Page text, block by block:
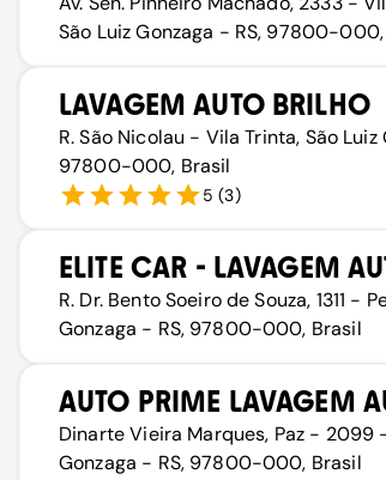
São Luiz Gonzaga - RS, 97800-
LAVAGEM AUTO BRILHO
R. São Nicolau - Vila Trinta, São Luiz
97800-000, Brasil
5 (3)
ELITE CAR - LAVAGEM
R. Dr. Bento Soeiro de Souza, 1311 -
Gonzaga - RS, 97800-000, Brasil
AUTO PRIME LAVAGEM
Dinarte Vieira Marques, Paz - 2099
Gonzaga - RS, 97800-000, Brasil